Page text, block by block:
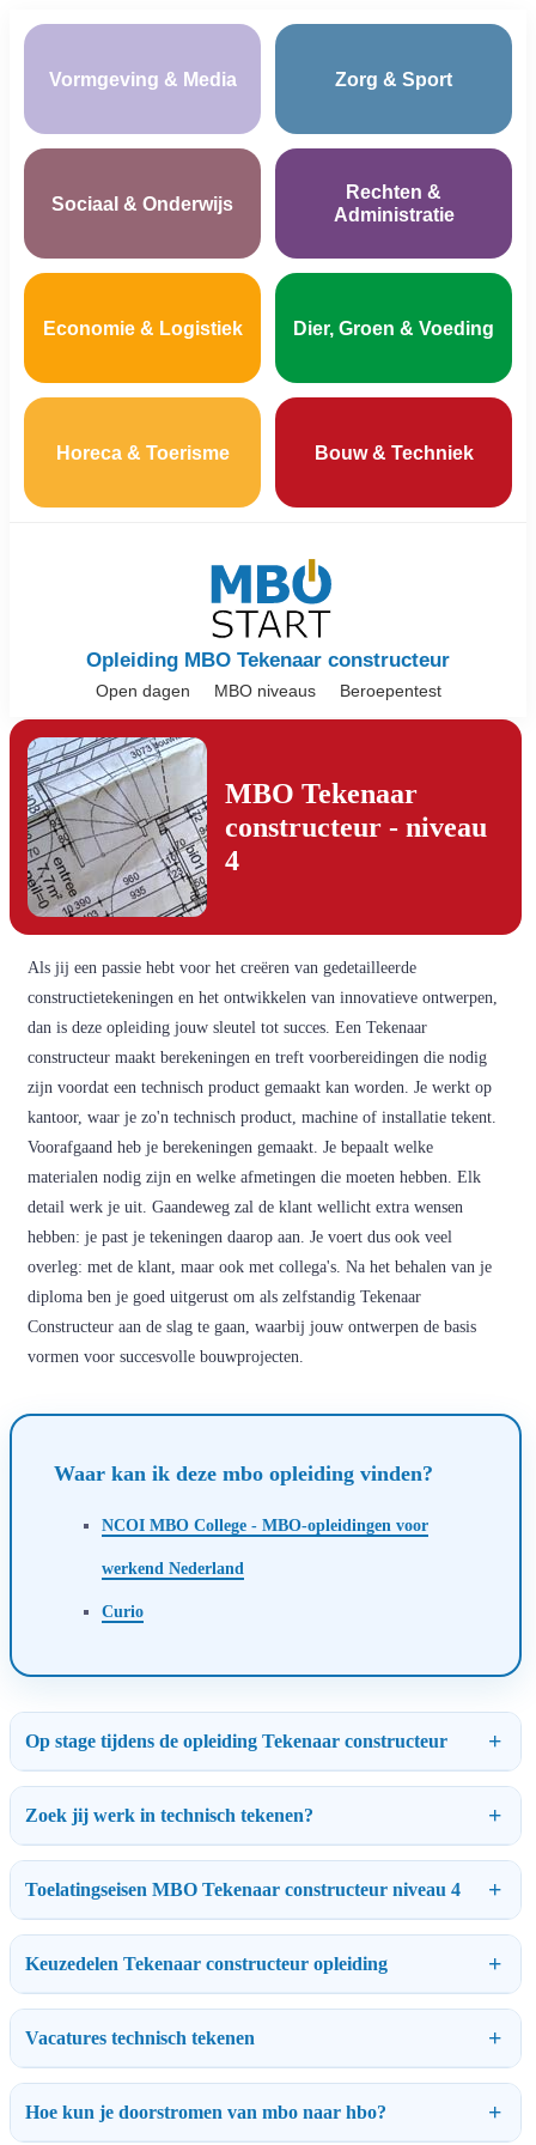
Vormgeving & Media Zorg & Sport
Sociaal & Onderwijs
Rechten &
Administratie
Economie & Logistiek Dier, Groen & Voeding
Horeca & Toerisme Bouw & Techniek
Opleiding MBO Tekenaar constructeur
Open dagen MBO niveaus Beroepentest
MBO Tekenaar
constructeur - niveau
4
Als jij een passie hebt voor het creëren van gedetailleerde
constructietekeningen en het ontwikkelen van innovatieve ontwerpen,
dan is deze opleiding jouw sleutel tot succes. Een Tekenaar
constructeur maakt berekeningen en treft voorbereidingen die nodig
zijn voordat een technisch product gemaakt kan worden. Je werkt op
kantoor, waar je zo'n technisch product, machine of installatie tekent.
Voorafgaand heb je berekeningen gemaakt. Je bepaalt welke
materialen nodig zijn en welke afmetingen die moeten hebben. Elk
detail werk je uit. Gaandeweg zal de klant wellicht extra wensen
hebben: je past je tekeningen daarop aan. Je voert dus ook veel
overleg: met de klant, maar ook met collega's. Na het behalen van je
diploma ben je goed uitgerust om als zelfstandig Tekenaar
Constructeur aan de slag te gaan, waarbij jouw ontwerpen de basis
vormen voor succesvolle bouwprojecten.
Waar kan ik deze mbo opleiding vinden?
NCOI MBO College - MBO-opleidingen voor
werkend Nederland
Curio
Op stage tijdens de opleiding Tekenaar constructeur
Zoek jij werk in technisch tekenen?
Toelatingseisen MBO Tekenaar constructeur niveau 4
Keuzedelen Tekenaar constructeur opleiding
Vacatures technisch tekenen
Hoe kun je doorstromen van mbo naar hbo?